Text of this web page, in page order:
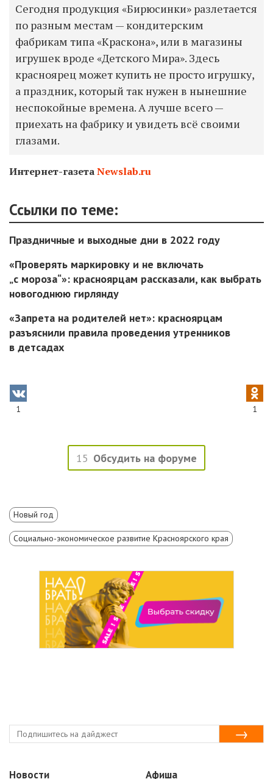
Сегодня продукция «Бирюсинки» разлетается
по разным местам — кондитерским
фабрикам типа «Краскона», или в магазины
игрушек вроде «Детского Мира». Здесь
красноярец может купить не просто игрушку,
а праздник, который так нужен в нынешние
неспокойные времена. А лучше всего —
приехать на фабрику и увидеть всё своими
глазами.
Интернет-газетаNewslab.ru
Ссылки по теме:
Праздничные и выходные дни в 2022 году
«Проверять маркировку и не включать
„с мороза“»: красноярцам рассказали, как выбрать
новогоднюю гирлянду
«Запрета на родителей нет»: красноярцам
разъяснили правила проведения утренников
в детсадах
1 1
15 Обсудить на форуме
Новый год
Социально-экономическое развитие Красноярского края
Новости
Афиша